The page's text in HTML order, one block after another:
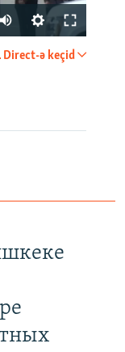
Direct-ə keçid